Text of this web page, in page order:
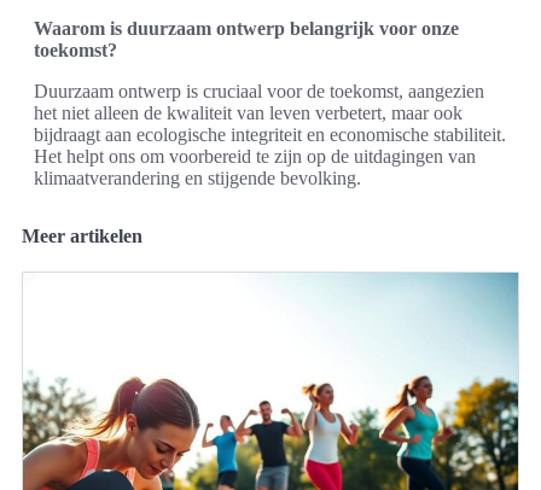
Waarom is duurzaam ontwerp belangrijk voor onze
toekomst?
Duurzaam ontwerp is cruciaal voor de toekomst, aangezien
het niet alleen de kwaliteit van leven verbetert, maar ook
bijdraagt aan ecologische integriteit en economische stabiliteit.
Het helpt ons om voorbereid te zijn op de uitdagingen van
klimaatverandering en stijgende bevolking.
Meer artikelen